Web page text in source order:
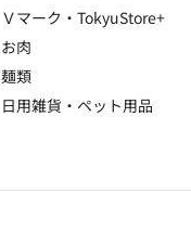
Ｖマーク・TokyuStore+
お肉
麺類
日用雑貨・ペット用品